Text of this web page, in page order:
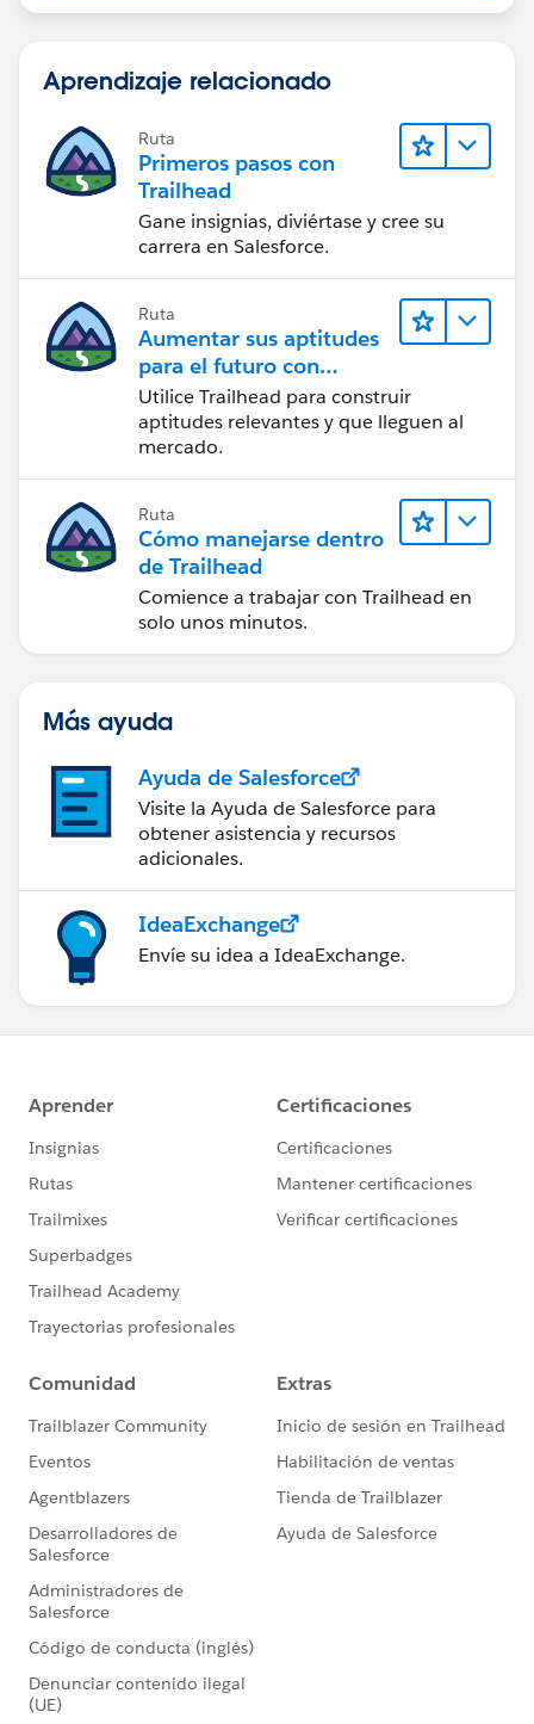
Aprendizaje relacionado
Ruta
Primeros pasos con
Trailhead
Gane insignias, diviértase y cree su
carrera en Salesforce.
Ruta
Aumentar sus aptitudes
para el futuro con
Trailhead
Utilice Trailhead para construir
aptitudes relevantes y que lleguen al
mercado.
Ruta
Cómo manejarse dentro
de Trailhead
Comience a trabajar con Trailhead en
solo unos minutos.
Más ayuda
Ayuda de Salesforce
Visite la Ayuda de Salesforce para
obtener asistencia y recursos
adicionales.
IdeaExchange
Envíe su idea a IdeaExchange.